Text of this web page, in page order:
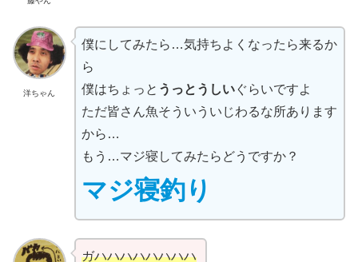
洋ちゃん
僕にしてみたら…気持ちよくなったら来るか
ら
僕はちょっと うっとうしいぐらいですよ
ただ皆さん魚そういういじわるな所あります
から…
もう…マジ寝してみたらどうですか？
マジ寝釣り
ガハハハハハハハハ